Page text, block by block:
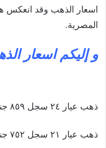
اسعار الذهب وقد انعكس
المصرية.
و إليكم اسعار
ذهب عيار ٢٤ سجل ٨٥٩ جنيه للجرام.
ذهب عيار ٢١ سجل ٧٥٢ جنيه للجرام.